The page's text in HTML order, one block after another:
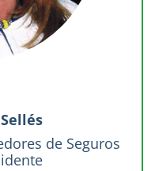
de Seguros